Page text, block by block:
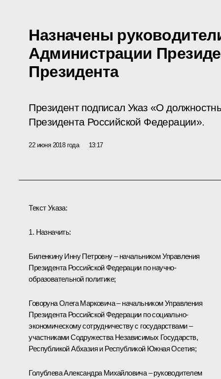
Назначены
Администрации
Президента
Президент подписал Указ «О
Президента Российской Федерации».
22 июня 2018 года 13:17
Текст Указа:
1. Назначить:
Биленкину Инну Петровну – начальником Управления
Президента Российской Федерации по научно-
образовательной политике;
Говоруна Олега Марковича – начальником Управления
Президента Российской Федерации по социально-
экономическому сотрудничеству с государствами –
участниками Содружества Независимых Государств,
Республикой Абхазия и Республикой Южная Осетия;
Голублева Александра Михайловича – руководителем